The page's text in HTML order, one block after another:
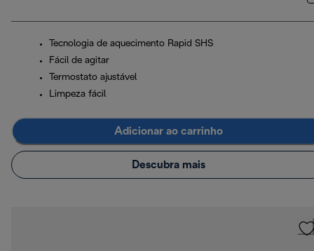
Tecnologia de aquecimento Rapid SHS
Fácil de agitar
Termostato ajustável
Limpeza fácil
Adicionar ao carrinho
Descubra mais